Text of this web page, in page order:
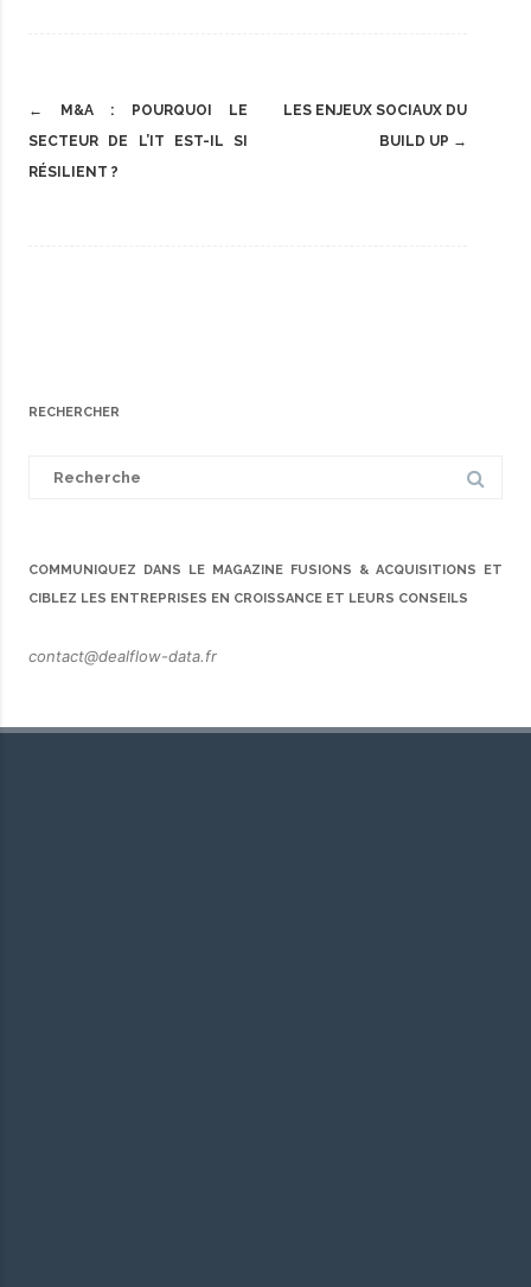
Post
navigation
←
M&A : POURQUOI LE
SECTEUR DE L’IT EST-IL SI
RÉSILIENT ?
LES ENJEUX SOCIAUX DU
BUILD UP →
RECHERCHER
COMMUNIQUEZ DANS LE MAGAZINE FUSIONS & ACQUISITIONS ET
CIBLEZ LES ENTREPRISES EN CROISSANCE ET LEURS CONSEILS
contact@dealflow-data.fr